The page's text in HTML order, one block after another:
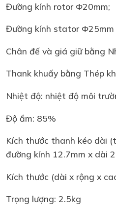
Đường kính rotor Φ20mm;
Đường kính stator Φ25mm
Chân đế và giá giữ bằng
Thank khuấy bằng Thép
Nhiệt độ: nhiệt độ môi
Độ ẩm: 85%
Kích thước thanh kéo dài
đường kính 12.7mm x dài
Kích thước (dài x rộng x
Trọng lượng: 2.5kg